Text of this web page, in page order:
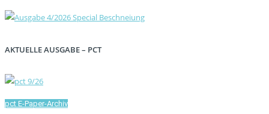
AKTUELLE AUSGABE – PCT
pct E-Paper-Archiv